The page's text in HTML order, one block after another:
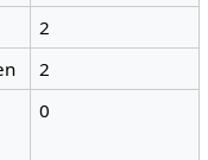
2
2
0